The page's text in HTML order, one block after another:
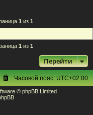
1 из 1
1 из 1
Перейти
Часовой пояс:UTC+02:00
© phpBB Limited